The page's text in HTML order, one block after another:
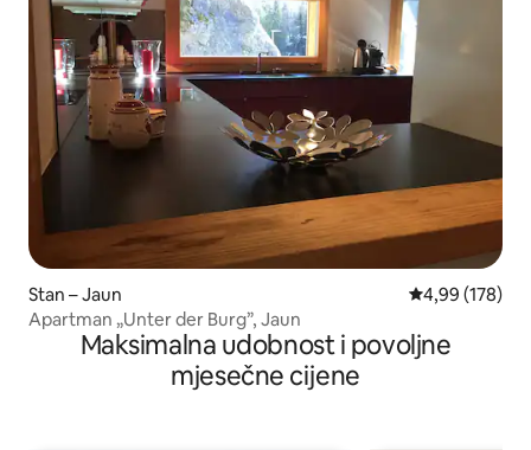
Stan – Jaun Prosječna
4,99 (178)
Apartman „Unter der Burg”, Jaun
Maksimalna udobnost i povoljne
mjesečne cijene